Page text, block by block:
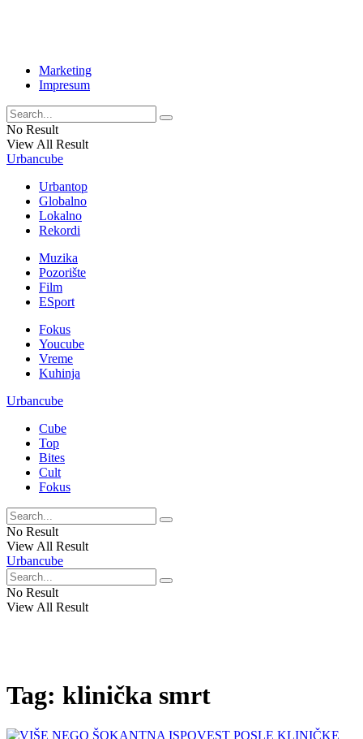
Marketing
Impresum
No Result
View All Result
Urbancube
Urbantop
Globalno
Lokalno
Rekordi
Muzika
Pozorište
Film
ESport
Fokus
Youcube
Vreme
Kuhinja
Urbancube
Cube
Top
Bites
Cult
Fokus
No Result
View All Result
Urbancube
No Result
View All Result
Tag: klinička smrt